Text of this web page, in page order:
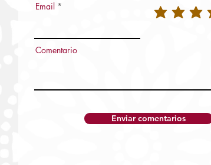
Destina Sheinbaum 37 mmdp
Email
Comentario
Enviar comentarios